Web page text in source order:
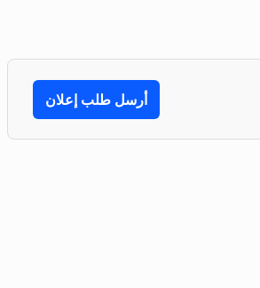
أرسل طلب إعلان